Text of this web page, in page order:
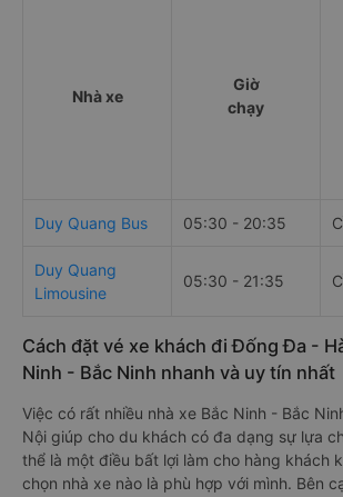
Nhà xe
Giờ
chạy
Duy Quang Bus 05:30 - 20:35
Duy Quang
Limousine
05:30 - 21:35
Cách đặt vé xe khách đi Đống Đa -
Ninh - Bắc Ninh nhanh và uy tín nhất
Việc có rất nhiều nhà xe Bắc Ninh - Bắc
Nội giúp cho du khách có đa dạng sự lựa
thể là một điều bất lợi làm cho hàng khách
chọn nhà xe nào là phù hợp với mình. Bên